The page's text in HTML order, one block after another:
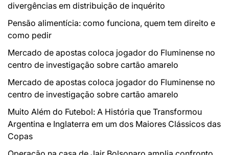
divergências em distribuição de inquérito
Pensão alimentícia: como funciona, quem tem direito e
como pedir
Mercado de apostas coloca jogador do Fluminense no
centro de investigação sobre cartão amarelo
Mercado de apostas coloca jogador do Fluminense no
centro de investigação sobre cartão amarelo
Muito Além do Futebol: A História que Transformou
Argentina e Inglaterra em um dos Maiores Clássicos das
Copas